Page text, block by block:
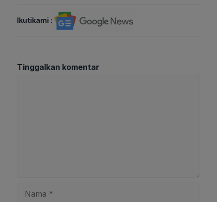
Ikutikami :
Tinggalkan komentar